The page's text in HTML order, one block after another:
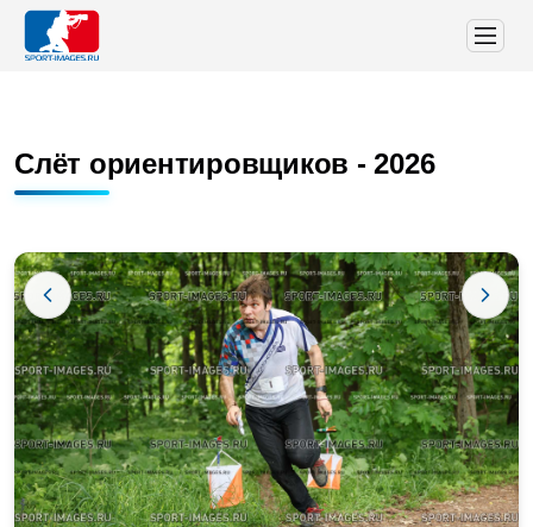
Слёт ориентировщиков - 2026